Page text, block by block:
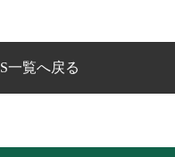
一覧へ戻る